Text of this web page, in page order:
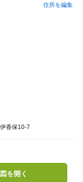
住所を編集
香保10-7
を開く